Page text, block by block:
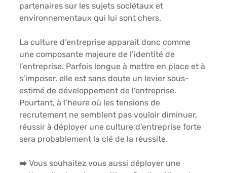
partenaires sur les sujets sociétaux et
environnementaux qui lui sont chers.
La culture d’entreprise apparait donc comme
une composante majeure de l’identité de
l’entreprise. Parfois longue à mettre en place et à
s’imposer, elle est sans doute un levier sous-
estimé de développement de l’entreprise.
Pourtant, à l’heure où les tensions de
recrutement ne semblent pas vouloir diminuer,
réussir à déployer une culture d’entreprise forte
sera probablement la clé de la réussite.
➡️ Vous souhaitez vous aussi déployer une